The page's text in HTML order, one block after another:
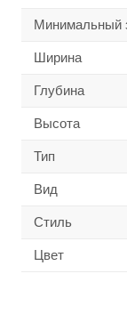
Минимальный
Ширина
Глубина
Высота
Тип
Вид
Стиль
Цвет